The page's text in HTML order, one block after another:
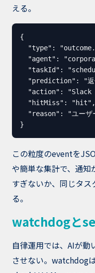
える。
{
"type":
"agent":
"taskId":
"prediction": "返
"action": "Slack
  "hitMiss": "hit",
"reason": "ユーザ
}
この粒度のeventを
や簡単な集計で、通
すぎないか、同じタ
る。
watchdogと
自律運用では、AIが
させない。watchdog